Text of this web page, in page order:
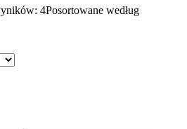
4Posortowane według